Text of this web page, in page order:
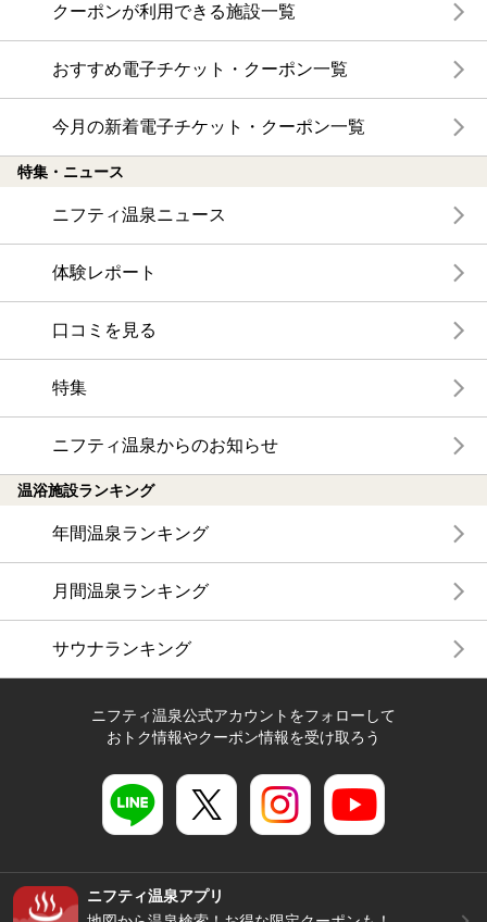
クーポンが利用できる施設一覧
おすすめ電子チケット・クーポン一覧
今月の新着電子チケット・クーポン一覧
特集・ニュース
ニフティ温泉ニュース
体験レポート
口コミを見る
特集
ニフティ温泉からのお知らせ
温浴施設ランキング
年間温泉ランキング
月間温泉ランキング
サウナランキング
ニフティ温泉公式アカウントをフォローして
おトク情報やクーポン情報を受け取ろう
ニフティ温泉アプリ